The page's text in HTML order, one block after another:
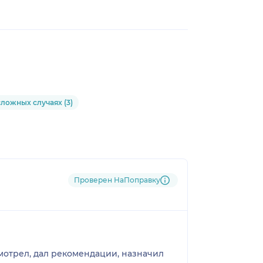
случаях (3)
Проверен НаПоправку
дал рекомендации, назначил